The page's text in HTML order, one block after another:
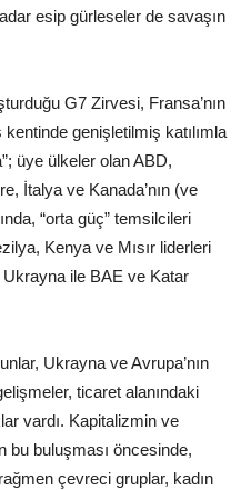
esip gürleseler de savaşın
G7 Zirvesi, Fransa’nın
genişletilmiş katılımla
üye ülkeler olan ABD,
İtalya ve Kanada’nın (ve
“orta güç” temsilcileri
Kenya ve Mısır liderleri
Ukrayna ile BAE ve Katar
Ukrayna ve Avrupa’nın
ticaret alanındaki
vardı. Kapitalizmin ve
bu buluşması öncesinde,
çevreci gruplar, kadın